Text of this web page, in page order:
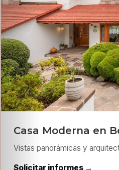
Inicio
Casa Moderna en
Vistas panorámicas y
Solicitar informes →